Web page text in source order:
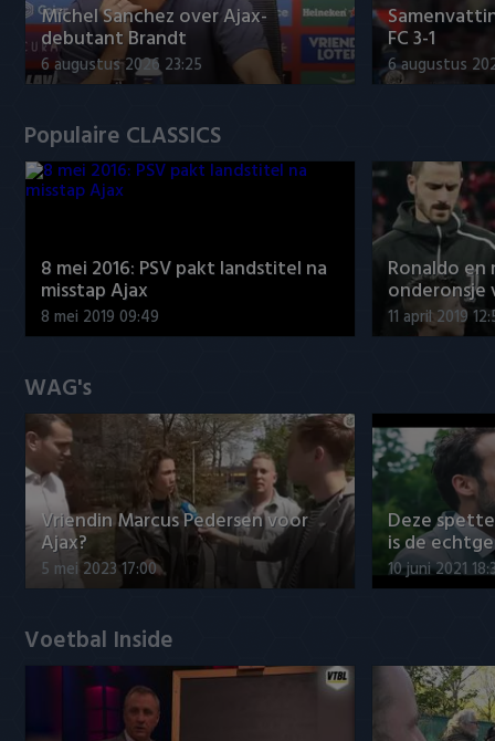
Míchel Sanchez over Ajax-
debutant Brandt
6 augustus 2026 23:25
FC 3-1
6 augustus
Populaire CLASSICS
8 mei 2016: PSV pakt landstitel na
misstap Ajax
8 mei 2019 09:49
Ronaldo
onderonsje
11 april 2019
WAG's
Vriendin Marcus Pedersen voor
Ajax?
5 mei 2023 17:00
Deze
is de
10 juni 2021
Voetbal Inside